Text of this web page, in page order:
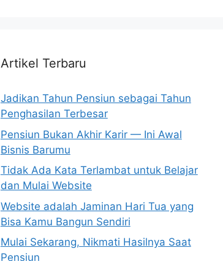
Artikel Terbaru
Jadikan Tahun Pensiun sebagai Tahun
Penghasilan Terbesar
Pensiun Bukan Akhir Karir — Ini Awal
Bisnis Barumu
Tidak Ada Kata Terlambat untuk Belajar
dan Mulai Website
Website adalah Jaminan Hari Tua yang
Bisa Kamu Bangun Sendiri
Mulai Sekarang, Nikmati Hasilnya Saat
Pensiun